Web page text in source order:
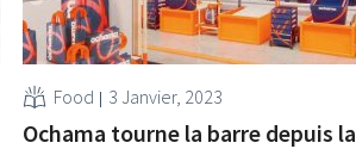
Food 3 Janvier, 2023
Ochama tourne la barre depuis la